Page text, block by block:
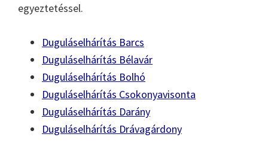
egyeztetéssel.
Duguláselhárítás Barcs
Duguláselhárítás Bélavár
Duguláselhárítás Bolhó
Duguláselhárítás Csokonyavisonta
Duguláselhárítás Darány
Duguláselhárítás Drávagárdony